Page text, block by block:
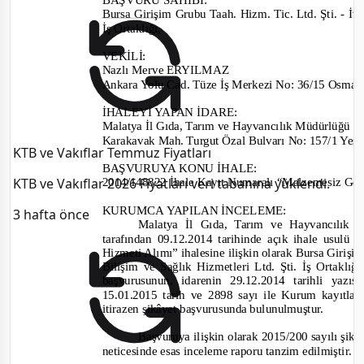
KTB ve Vakıflar Temmuz Fiyatları
KTB ve Vakıflar 2026 Fiyatları veri tabanına yüklendi.
3 hafta önce
Bursa Girişim Grubu Taah. Hizm. Tic. Ltd. Şti.-
İş Ortaklığı,
VEKİLİ:
Nazlı Merve ERYILMAZ
Ankara Yolu Cad. Tüze İş Merkezi No: 36/15
İHALEYİ YAPAN İDARE:
Malatya İl Gıda, Tarım ve Hayvancılık Müdürlüğü
Karakavak Mah. Turgut Özal Bulvarı No: 157/1
BAŞVURUYA KONU İHALE:
2014/148822İhale Kayıt Numaralı “Malzemesiz
KURUMCA YAPILAN İNCELEME:
Malatya İl Gıda, Tarım ve Hayvancılık
tarafından 09.12.2014 tarihinde açık ihale usulü
Hizmeti Alımı”ihalesine ilişkin olarak Bursa
Bilişim ve Sağlık Hizmetleri Ltd. Şti. İş
başvurusunun, idarenin 29.12.2014tarihli
15.01.2015 tarih ve 2898sayı ile Kurum
itirazen şikâyet başvurusunda bulunulmuştur.
Başvuruya ilişkin olarak 2015/200 sayılı
neticesinde esas inceleme raporu tanzim edilmiştir.